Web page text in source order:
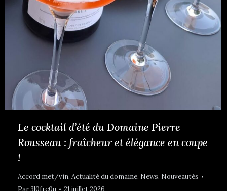
Le cocktail d’été du Domaine Pierre
Rousseau : fraîcheur et élégance en coupe
!
Accord met/vin, Actualité du domaine, News, Nouveautés
Par3l0frc0u 21 juillet 2026